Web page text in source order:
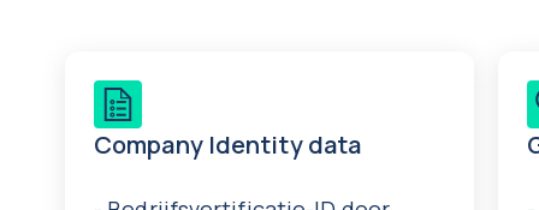
Company Identity data